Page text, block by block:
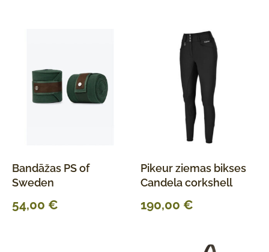
Bandāžas PS of
Sweden
54,00 €
Pikeur ziemas bikses
Candela corkshell
190,00 €